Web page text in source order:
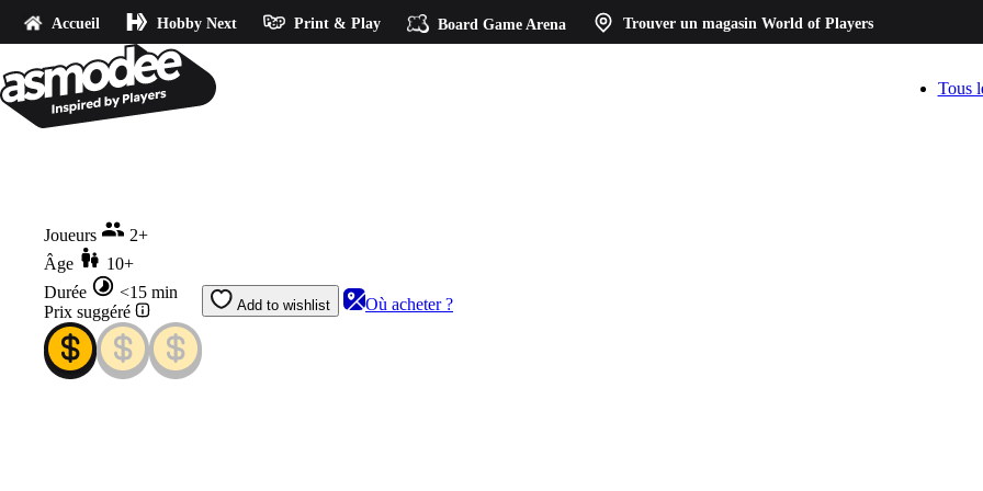
Accueil Hobby Next Print & Play Board Game Arena Trouver un magasin World of Players
Tous
Joueurs
2+
Âge
10+
Durée
<15 min
Prix suggéré
Add to wishlist Où acheter ?